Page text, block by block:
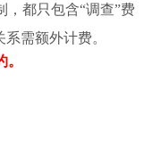
都只包含“调查”费
需额外计费。